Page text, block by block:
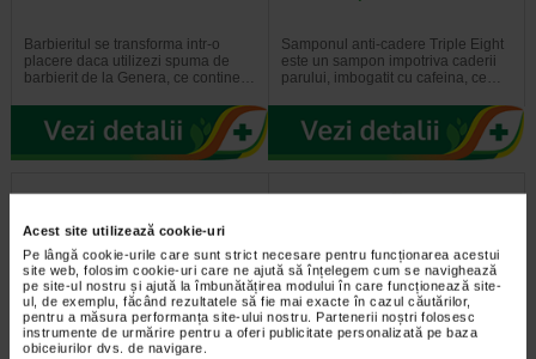
Acest site utilizează cookie-uri
Pe lângă cookie-urile care sunt strict necesare pentru funcționarea acestui
site web, folosim cookie-uri care ne ajută să înțelegem cum se navighează
pe site-ul nostru și ajută la îmbunătățirea modului în care funcționează site-
ul, de exemplu, făcând rezultatele să fie mai exacte în cazul căutărilor,
pentru a măsura performanța site-ului nostru. Partenerii noștri folosesc
instrumente de urmărire pentru a oferi publicitate personalizată pe baza
obiceiurilor dvs. de navigare.
Barbieritul se transforma intr-o
placere daca utilizezi spuma de
barbierit de la Genera, ce contine…
Samponul anti-cadere Triple Eight
este un sampon impotriva caderii
parului, imbogatit cu cafeina, ce…